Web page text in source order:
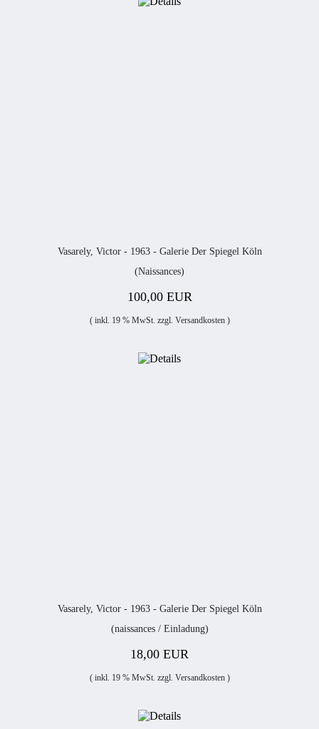
Vasarely, Victor - 1963 - Galerie Der Spiegel Köln
(Naissances)
100,00 EUR
( inkl. 19 % MwSt. zzgl. Versandkosten)
Vasarely, Victor - 1963 - Galerie Der Spiegel Köln
(naissances / Einladung)
18,00 EUR
( inkl. 19 % MwSt. zzgl. Versandkosten)